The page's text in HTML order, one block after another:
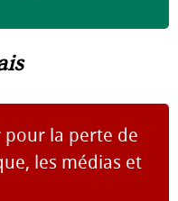
pour la perte de
les médias et